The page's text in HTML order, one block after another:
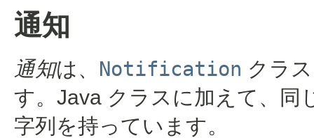
通知
通知は、 Notification クラ
す。Java クラスに加えて、同
字列を持っています。